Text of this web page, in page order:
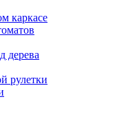
каркасе
дерева
рулетки